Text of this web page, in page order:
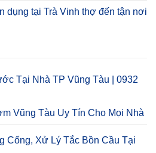
dụng tại Trà Vinh thợ đến tận nơi
Tại Nhà TP Vũng Tàu | 0932
Vũng Tàu Uy Tín Cho Mọi Nhà
Cống, Xử Lý Tắc Bồn Cầu Tại